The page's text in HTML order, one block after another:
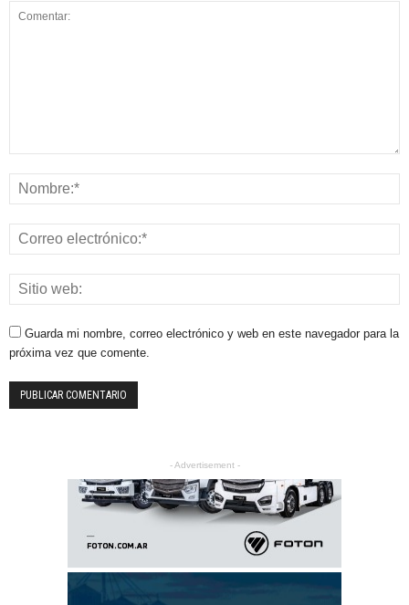
Guarda mi nombre, correo electrónico y web en este navegador para la
próxima vez que comente.
- Advertisement -